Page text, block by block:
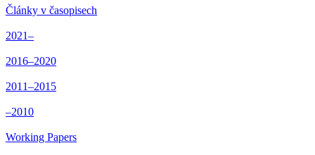
Články v časopisech
2021–
2016–2020
2011–2015
–2010
Working Papers